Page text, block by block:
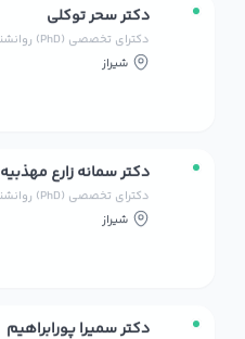
دکتر سحر توکلی
دکترای تخصصی (PhD) روانشناسی بالینی
شیراز
دکتر سمانه زارع مهذبیه
دکترای تخصصی (PhD) روانشناسی بالینی
شیراز
دکتر سمیرا پورابراهیم